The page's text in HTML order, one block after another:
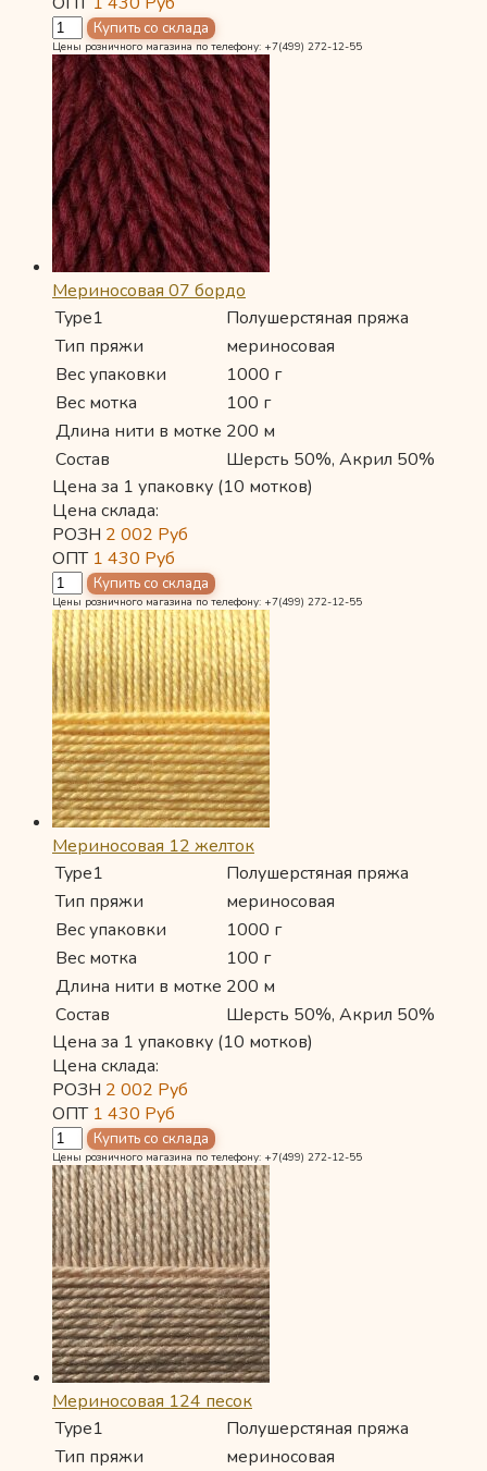
Цены розничного магазина по телефону: +7(499) 272-12-55
Мериносовая 07 бордо
Type1
Полушерстяная пряжа
Тип пряжи
мериносовая
Вес упаковки
1000 г
Вес мотка
100 г
Длина нити в мотке 200 м
Состав
Шерсть 50%, Акрил 50%
Цена за 1 упаковку (10 мотков)
Цена склада:
РОЗН 2 002 Руб
ОПТ 1 430 Руб
Цены розничного магазина по телефону: +7(499) 272-12-55
Мериносовая 12 желток
Type1
Полушерстяная пряжа
Тип пряжи
мериносовая
Вес упаковки
1000 г
Вес мотка
100 г
Длина нити в мотке 200 м
Состав
Шерсть 50%, Акрил 50%
Цена за 1 упаковку (10 мотков)
Цена склада:
РОЗН 2 002 Руб
ОПТ 1 430 Руб
Цены розничного магазина по телефону: +7(499) 272-12-55
Мериносовая 124 песок
Type1
Полушерстяная пряжа
Тип пряжи
мериносовая